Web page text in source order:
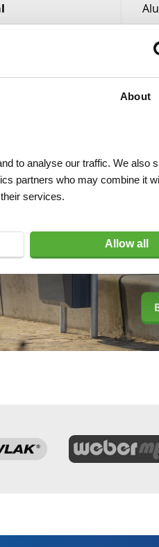
About
to analyse our traffic. We also
partners who may combine it
services.
Allow all